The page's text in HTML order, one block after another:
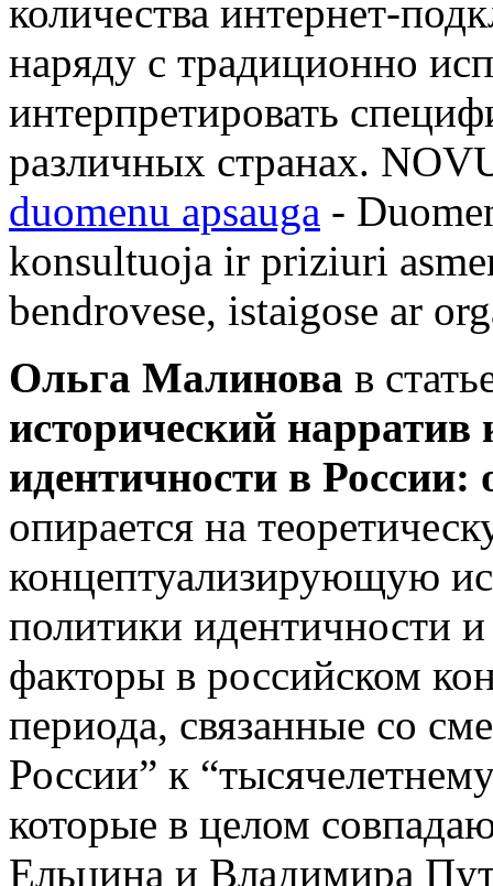
количества интернет-
наряду с традиционно
интерпретировать
различных странах.
duomenu apsauga -
konsultuoja ir priziuri
bendrovese, istaigose ar
Ольга Малинова в
исторический нарратив
идентичности в России:
опирается на
концептуализирующую
политики идентичности
факторы в российском
периода, связанные со
России” к
которые в целом
Ельцина и Владимира